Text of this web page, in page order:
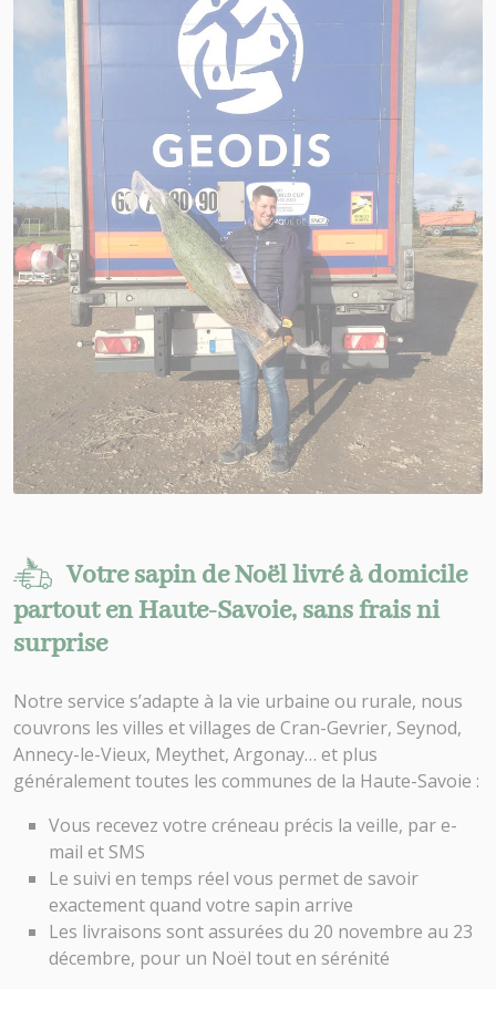
Votre sapin de Noël livré à domicile
partout en Haute-Savoie, sans frais ni
surprise
Notre service s’adapte à la vie urbaine ou rurale, nous
couvrons les villes et villages de Cran-Gevrier, Seynod,
Annecy-le-Vieux, Meythet, Argonay… et plus
généralement toutes les communes de la Haute-Savoie :
Vous recevez votre créneau précis la veille, par e-
mail et SMS
Le suivi en temps réel vous permet de savoir
exactement quand votre sapin arrive
Les livraisons sont assurées du 20 novembre au 23
décembre, pour un Noël tout en sérénité